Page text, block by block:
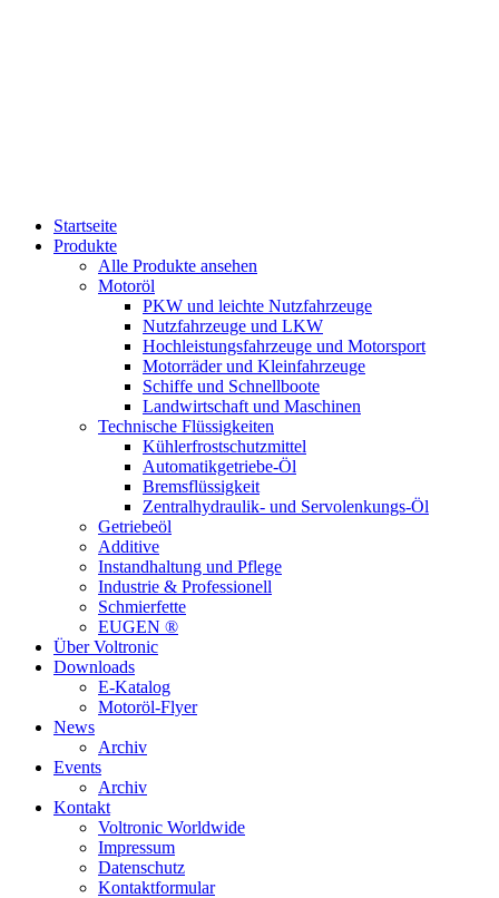
Startseite
Produkte
Alle Produkte ansehen
Motoröl
PKW und leichte Nutzfahrzeuge
Nutzfahrzeuge und LKW
Hochleistungsfahrzeuge und Motorsport
Motorräder und Kleinfahrzeuge
Schiffe und Schnellboote
Landwirtschaft und Maschinen
Technische Flüssigkeiten
Kühlerfrostschutzmittel
Automatikgetriebe-Öl
Bremsflüssigkeit
Zentralhydraulik- und Servolenkungs-Öl
Getriebeöl
Additive
Instandhaltung und Pflege
Industrie & Professionell
Schmierfette
EUGEN ®
Über Voltronic
Downloads
E-Katalog
Motoröl-Flyer
News
Archiv
Events
Archiv
Kontakt
Voltronic Worldwide
Impressum
Datenschutz
Kontaktformular